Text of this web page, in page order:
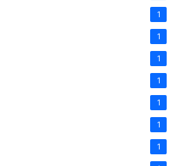
1
1
1
1
1
1
1